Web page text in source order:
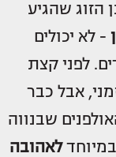
הזוג שהגיע
- לא יכולים
לפני קצת
אבל כבר
שבנווה
לאהובה